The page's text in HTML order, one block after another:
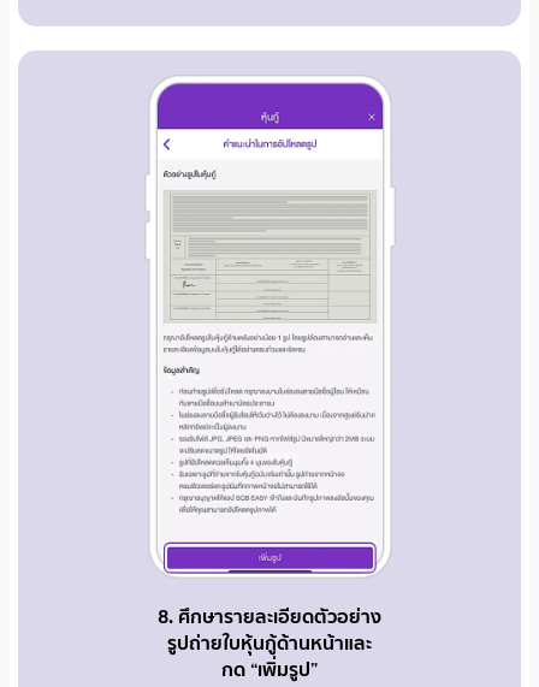
8. ศึกษารายละเอียดตัวอย่าง
รูปถ่ายใบหุ้นกู้ด้านหน้าและ
กด “เพิ่มรูป”